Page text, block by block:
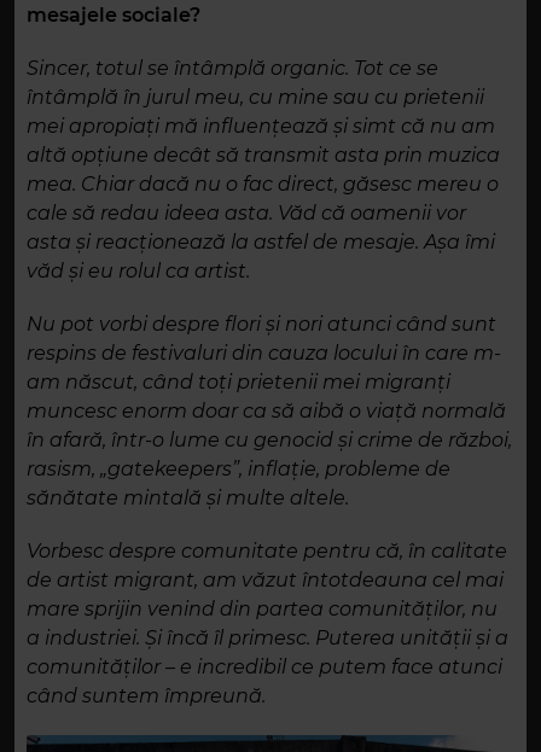
mesajele sociale?
Sincer, totul se întâmplă organic. Tot ce se
întâmplă în jurul meu, cu mine sau cu prietenii
mei apropiați mă influențează și simt că nu am
altă opțiune decât să transmit asta prin muzica
mea. Chiar dacă nu o fac direct, găsesc mereu o
cale să redau ideea asta. Văd că oamenii vor
asta și reacționează la astfel de mesaje. Așa îmi
văd și eu rolul ca artist.
Nu pot vorbi despre flori și nori atunci când sunt
respins de festivaluri din cauza locului în care m-
am născut, când toți prietenii mei migranți
muncesc enorm doar ca să aibă o viață normală
în afară, într-o lume cu genocid și crime de război,
rasism, „gatekeepers”, inflație, probleme de
sănătate mintală și multe altele.
Vorbesc despre comunitate pentru că, în calitate
de artist migrant, am văzut întotdeauna cel mai
mare sprijin venind din partea comunităților, nu
a industriei. Și încă îl primesc. Puterea unității și a
comunităților – e incredibil ce putem face atunci
când suntem împreună.